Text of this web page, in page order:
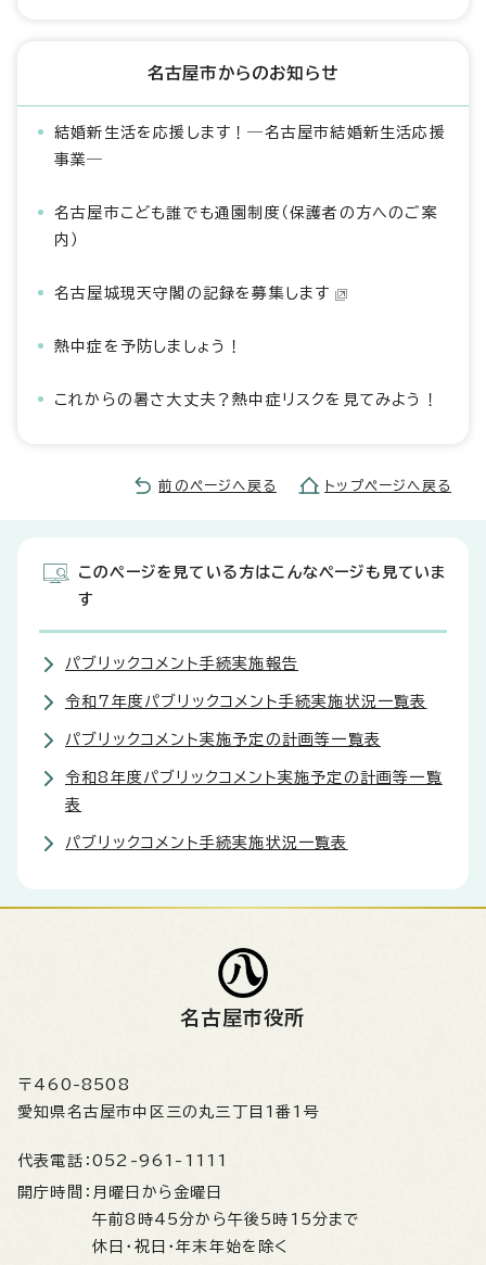
名古屋市からのお知らせ
結婚新生活を応援します！―名古屋市結婚新生活応援
事業―
名古屋市こども誰でも通園制度（保護者の方へのご案
内）
名古屋城現天守閣の記録を募集します
熱中症を予防しましょう！
これからの暑さ大丈夫？熱中症リスクを見てみよう！
前のページへ戻る トップページへ戻る
このページを見ている方はこんなページも見ていま
す
パブリックコメント手続実施報告
令和7年度パブリックコメント手続実施状況一覧表
パブリックコメント実施予定の計画等一覧表
令和8年度パブリックコメント実施予定の計画等一覧
表
パブリックコメント手続実施状況一覧表
名古屋市役所
〒460-8508
愛知県名古屋市中区三の丸三丁目1番1号
代表電話： 052-961-1111
開庁時間： 月曜日から金曜日
午前8時45分から午後5時15分まで
休日・祝日・年末年始を除く